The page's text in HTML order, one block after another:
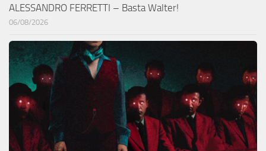
ALESSANDRO FERRETTI – Basta Walter!
06/08/2026